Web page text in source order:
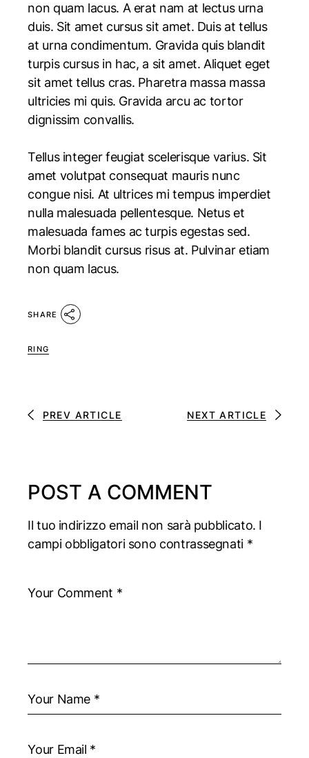
non quam lacus. A erat nam at lectus urna
duis. Sit amet cursus sit amet. Duis at tellus
at urna condimentum. Gravida quis blandit
turpis cursus in hac, a sit amet. Aliquet eget
sit amet tellus cras. Pharetra massa massa
ultricies mi quis. Gravida arcu ac tortor
dignissim convallis.
Tellus integer feugiat scelerisque varius. Sit
amet volutpat consequat mauris nunc
congue nisi. At ultrices mi tempus imperdiet
nulla malesuada pellentesque. Netus et
malesuada fames ac turpis egestas sed.
Morbi blandit cursus risus at. Pulvinar etiam
non quam lacus.
SHARE
RING
PREV ARTICLE NEXT ARTICLE
POST A COMMENT
Il tuo indirizzo email non sarà pubblicato. I
campi obbligatori sono contrassegnati *